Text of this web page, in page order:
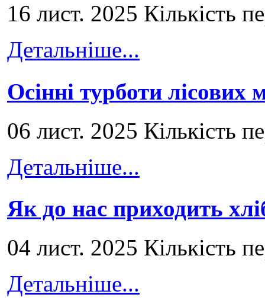
16 лист. 2025 Кількість
Детальніше...
Осінні турботи лісових
06 лист. 2025 Кількість
Детальніше...
Як до нас приходить
04 лист. 2025 Кількість
Детальніше...